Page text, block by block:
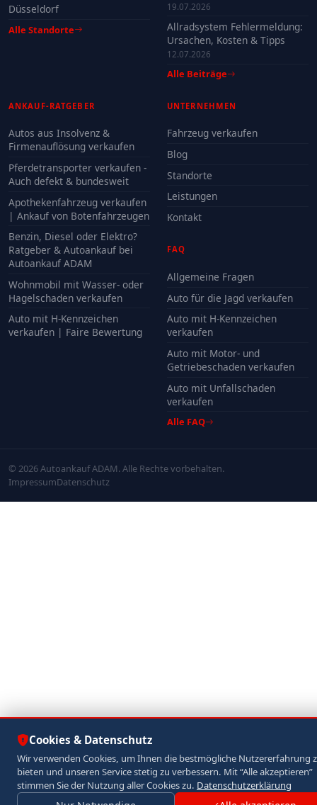
Düsseldorf
Alle Standorte
19.07.2026
Allradsystem Fehlermeldung:
Ursachen, Kosten & Tipps
12.07.2026
Alle Beiträge
ANKAUF-RATGEBER
Autos aus Insolvenz &
Firmenauflösung verkaufen
Pferdetransporter verkaufen -
Auch defekt & bundesweit
Apothekenfahrzeug verkaufen
| Ankauf von Botenfahrzeugen
Benzin, Diesel oder Elektro?
Ratgeber & Autoankauf bei
Autoankauf ADAM
Wohnmobil mit Wasser- oder
Hagelschaden verkaufen
Auto mit H-Kennzeichen
verkaufen | Faire Bewertung
UNTERNEHMEN
Fahrzeug verkaufen
Blog
Standorte
Leistungen
Kontakt
FAQ
Allgemeine Fragen
Auto für die Jagd verkaufen
Auto mit H-Kennzeichen
verkaufen
Auto mit Motor- und
Getriebeschaden verkaufen
Auto mit Unfallschaden
verkaufen
Alle FAQ
© 2026 Autoankauf ADAM. Alle Rechte vorbehalten.
ImpressumDatenschutz
Cookies & Datenschutz
Wir verwenden Cookies, um Ihnen die bestmögliche Nutzererfahrung
bieten und unseren Service stetig zu verbessern. Mit “Alle akzeptieren”
stimmen Sie der Nutzung aller Cookies zu. Datenschutzerklärung